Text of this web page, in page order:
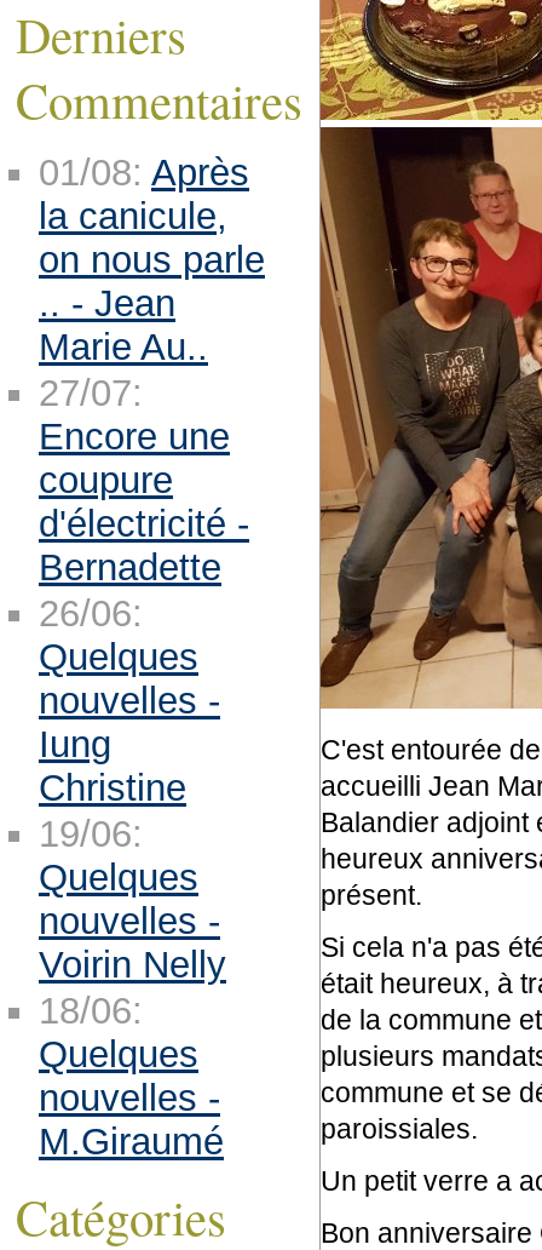
C'est entourée
accueilli Jean
Balandier adjoint
heureux
présent.
Si cela n'a pas
était heureux, à
de la commune
plusieurs
commune et se
paroissiales.
Un petit verre a
Bon anniversaire
Derniers
Commentaires
01/08: Après
la canicule,
on nous parle
.. - Jean
Marie Au..
27/07:
Encore une
coupure
d'électricité -
Bernadette
26/06:
Quelques
nouvelles -
Iung
Christine
19/06:
Quelques
nouvelles -
Voirin Nelly
18/06:
Quelques
nouvelles -
M.Giraumé
Catégories